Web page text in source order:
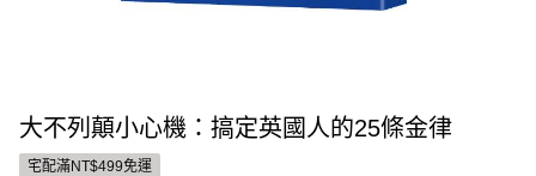
大不列顛小心機：搞定英國人的25條金律
宅配滿NT$499免運